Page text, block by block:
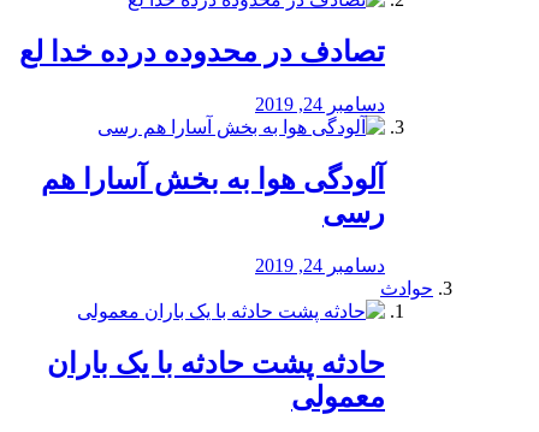
تصادف در محدوده درده خدا لع
دسامبر 24, 2019
آلودگی هوا به بخش آسارا هم
رسی
دسامبر 24, 2019
حوادث
️حادثه پشت حادثه با یک باران
معمولی